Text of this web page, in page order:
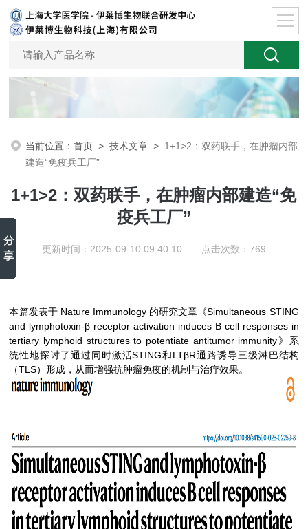
当前位置：首页 >技术文章 > 1+1>2：双药联手，在肿瘤内部
建造“免疫兵工厂”
1+1>2：双药联手，在肿瘤内部建造“免
疫兵工厂”
更新时间：2025-09-10 09:40:10 点击次数：769
本篇发表于 Nature Immunology 的研究文章《Simultaneous STING
and lymphotoxin-β receptor activation induces B cell responses in
tertiary lymphoid structures to potentiate antitumor immunity》系
统性地探讨了通过同时激活STING和LTβR通路诱导三级淋巴结构
（TLS）形成，从而增强抗肿瘤免疫的机制与治疗效果。